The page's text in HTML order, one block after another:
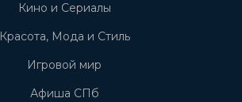
Кино и Сериалы
Красота, Мода и Стиль
Игровой мир
Афиша СПб